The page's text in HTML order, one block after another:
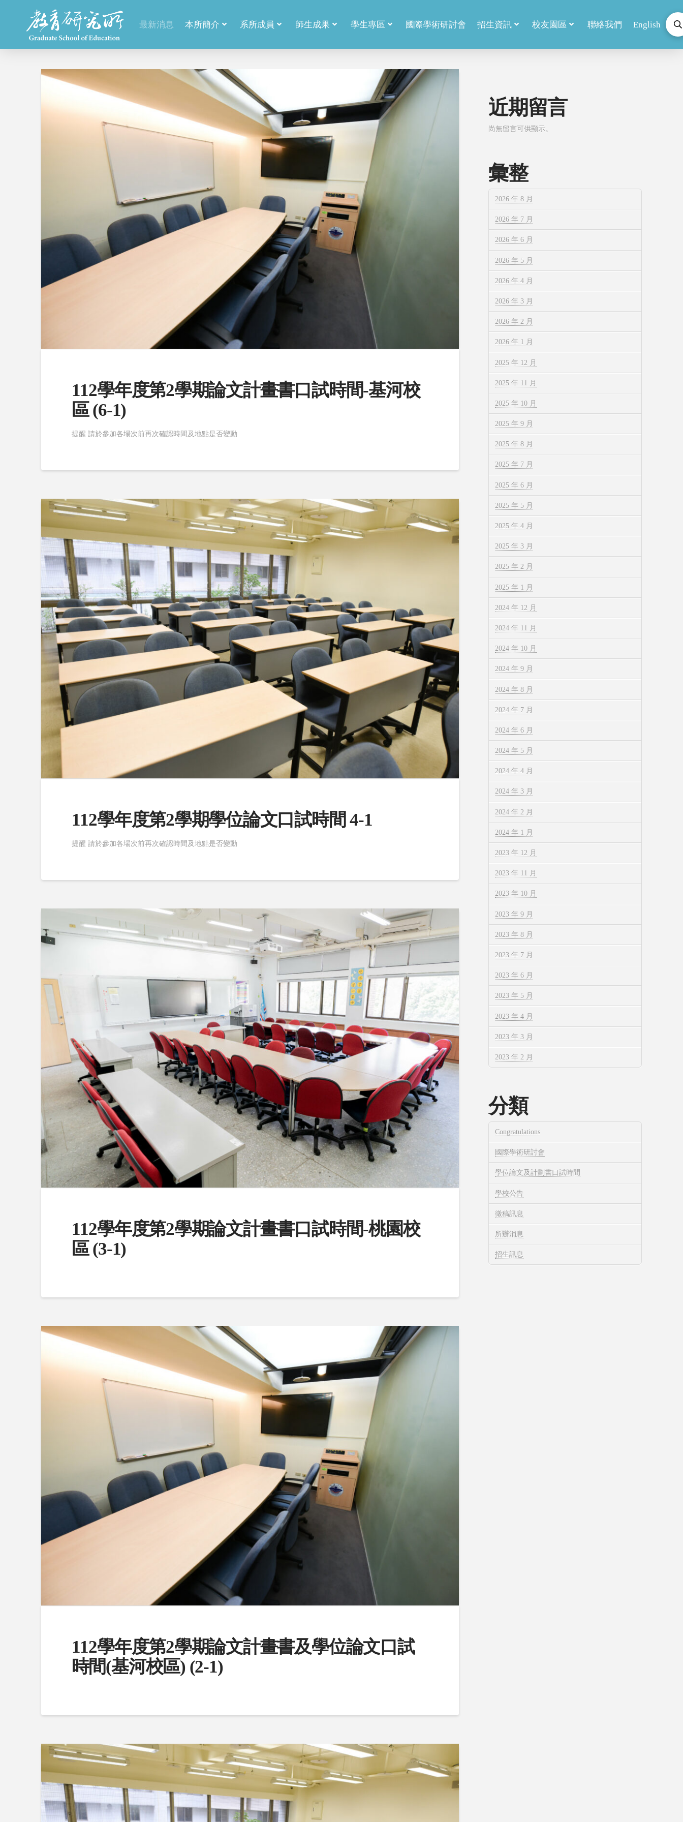
最新消息 本所簡介 系所成員 師生成果 學生專區 國際學術研討會 招生資訊 校友園區 聯絡我們 English
112學年度第2學期論文計畫書口試時間-基河校
區 (6-1)
提醒 請於參加各場次前再次確認時間及地點是否變動
112學年度第2學期學位論文口試時間 4-1
提醒 請於參加各場次前再次確認時間及地點是否變動
112學年度第2學期論文計畫書口試時間-桃園校
區 (3-1)
112學年度第2學期論文計畫書及學位論文口試
時間(基河校區) (2-1)
近期留言
尚無留言可供顯示。
彙整
2026 年 8 月
2026 年 7 月
2026 年 6 月
2026 年 5 月
2026 年 4 月
2026 年 3 月
2026 年 2 月
2026 年 1 月
2025 年 12 月
2025 年 11 月
2025 年 10 月
2025 年 9 月
2025 年 8 月
2025 年 7 月
2025 年 6 月
2025 年 5 月
2025 年 4 月
2025 年 3 月
2025 年 2 月
2025 年 1 月
2024 年 12 月
2024 年 11 月
2024 年 10 月
2024 年 9 月
2024 年 8 月
2024 年 7 月
2024 年 6 月
2024 年 5 月
2024 年 4 月
2024 年 3 月
2024 年 2 月
2024 年 1 月
2023 年 12 月
2023 年 11 月
2023 年 10 月
2023 年 9 月
2023 年 8 月
2023 年 7 月
2023 年 6 月
2023 年 5 月
2023 年 4 月
2023 年 3 月
2023 年 2 月
分類
Congratulations
國際學術研討會
學位論文及計劃書口試時間
學校公告
徵稿訊息
所辦消息
招生訊息